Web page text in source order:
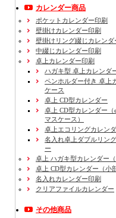
カレンダー商品
ポケットカレンダー印刷
壁掛けカレンダー印刷
壁掛けリング綴じカレンダ
中綴じカレンダー印刷
卓上カレンダー印刷
ハガキ型 卓上カレンダ
ペンホルダー付き 卓上
ケース
卓上 CD型カレンダー
卓上 CD型カレンダー（
マスケース）
卓上エコリングカレン
名入れ卓上ダブルリン
ー
卓上 ハガキ型カレンダー
卓上 CD型カレンダー（小
名入れカレンダー印刷
クリアファイルカレンダー
その他商品